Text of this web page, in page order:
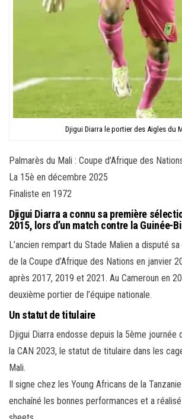
Djigui Diarra le portier des Aigles du
Palmarès du Mali : Coupe d’Afrique des
La 15è en décembre 2025
Finaliste en 1972
Djigui Diarra a connu sa première
2015, lors d’un match contre la Guinée-
L’ancien rempart du Stade Malien a disputé
de la Coupe d’Afrique des Nations en janvier
après 2017, 2019 et 2021. Au Cameroun en
deuxième portier de l’équipe nationale.
Un statut de titulaire
Djigui Diarra endosse depuis la 5ème journée
la CAN 2023, le statut de titulaire dans les
Mali.
Il signe chez les Young Africans de la
enchaîné les bonnes performances et a